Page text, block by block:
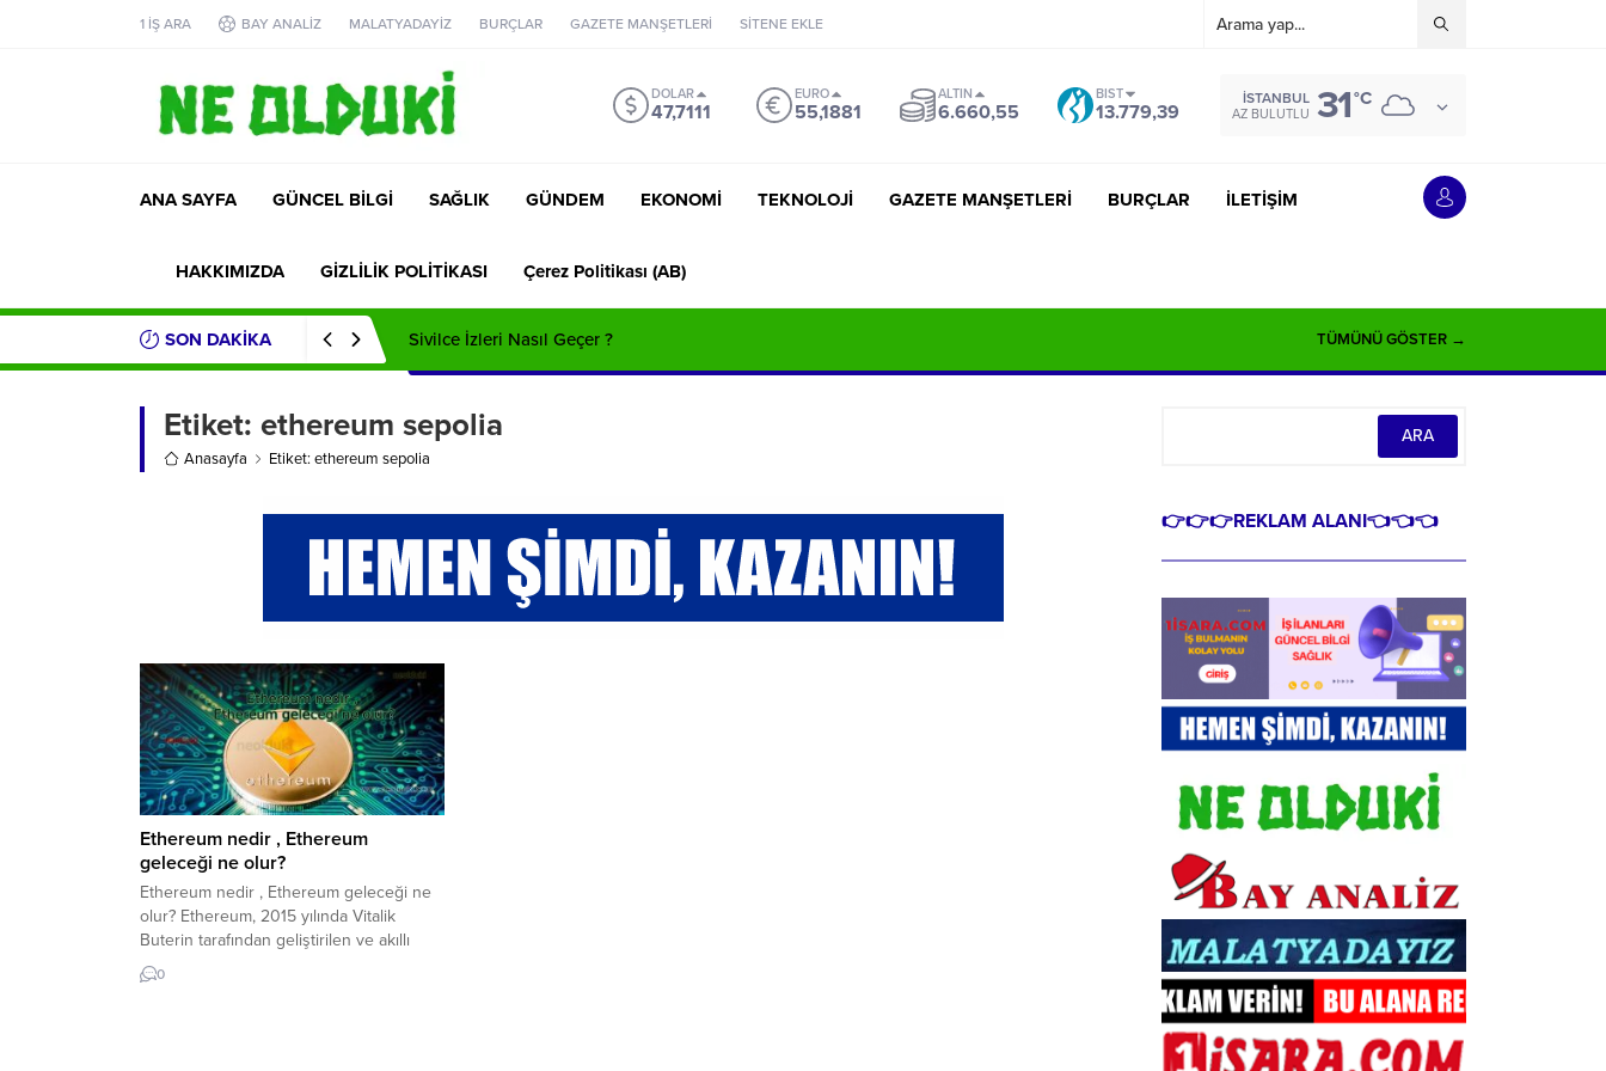
1 İŞ ARA BAY ANALİZ MALATYADAYİZ BURÇLAR GAZETE MANŞETLERİ SİTENE EKLE
DOLAR
47,7111
EURO
55,1881
ALTIN
6.660,55
BIST
13.779,39
İSTANBUL
AZ BULUTLU 31°C
ANA SAYFA GÜNCEL BİLGİ SAĞLIK GÜNDEM EKONOMİ TEKNOLOJİ GAZETE MANŞETLERİ BURÇLAR İLETİŞİM
HAKKIMIZDA GİZLİLİK POLİTİKASI Çerez Politikası (AB)
SON DAKİKA Sivilce İzleri Nasıl Geçer ? TÜMÜNÜ GÖSTER →
Etiket: ethereum sepolia
Anasayfa Etiket: ethereum sepolia
Ethereum nedir , Ethereum
geleceği ne olur?
Ethereum nedir , Ethereum geleceği ne
olur? Ethereum, 2015 yılında Vitalik
Buterin tarafından geliştirilen ve akıllı
sözleşmelerin çalıştırılmasını sağlayan bir
blockchain platformudur. Ethereum,
0
👉👉👉REKLAM ALANI👈👈👈